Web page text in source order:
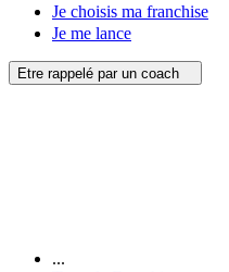
Je choisis ma franchise
Je me lance
Etre rappelé par un coach
...